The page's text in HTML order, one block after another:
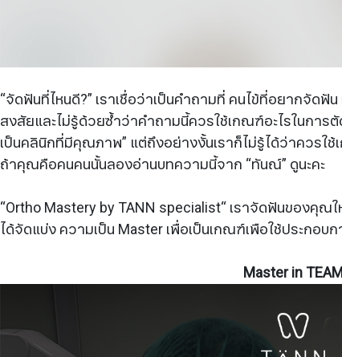
“จัดฟันที่ไหนดี?” เราเชื่อว่าเป็นคำถามที่ คนไข้ที่อยากจั
สงสัยและไม่รู้ด้วยซ้ำว่าคำถามนี้ควรใช้เกณฑ์อะไรในกา
เป็นคลินิกที่มีคุณภาพ” แต่ถึงอย่างงั้นเราก็ไม่รู้ได้ว่าควรใช้
ถ้าคุณคือคนคนนั้นลองอ่านบทความนี้จาก “ทันณ์” ดูนะคะ
“Ortho Mastery by TANN specialist“ เราจัดฟันของคุณ
ได้จัดแบ่ง ความเป็น Master เพื่อเป็นเกณฑ์เพือใช้ประกอบ
Master in